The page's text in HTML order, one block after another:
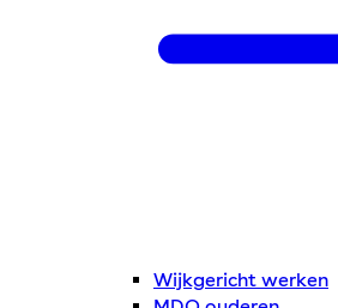
Wijkgericht werken